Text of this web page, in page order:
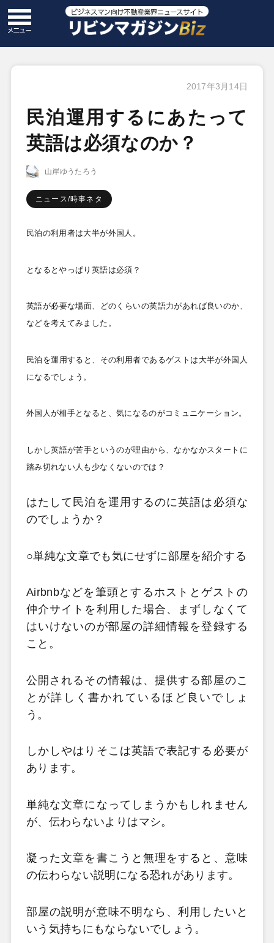
2017年3月14日
民泊運用するにあたって
英語は必須なのか？
山岸ゆうたろう
ニュース/時事ネタ
民泊の利用者は大半が外国人。
となるとやっぱり英語は必須？
英語が必要な場面、どのくらいの英語力があれば良いのか、
などを考えてみました。
民泊を運用すると、その利用者であるゲストは大半が外国人
になるでしょう。
外国人が相手となると、気になるのがコミュニケーション。
しかし英語が苦手というのが理由から、なかなかスタートに
踏み切れない人も少なくないのでは？
はたして民泊を運用するのに英語は必須な
のでしょうか？
○単純な文章でも気にせずに部屋を紹介する
Airbnbなどを筆頭とするホストとゲストの
仲介サイトを利用した場合、まずしなくて
はいけないのが部屋の詳細情報を登録する
こと。
公開されるその情報は、提供する部屋のこ
とが詳しく書かれているほど良いでしょ
う。
しかしやはりそこは英語で表記する必要が
あります。
単純な文章になってしまうかもしれません
が、伝わらないよりはマシ。
凝った文章を書こうと無理をすると、意味
の伝わらない説明になる恐れがあります。
部屋の説明が意味不明なら、利用したいと
いう気持ちにもならないでしょう。